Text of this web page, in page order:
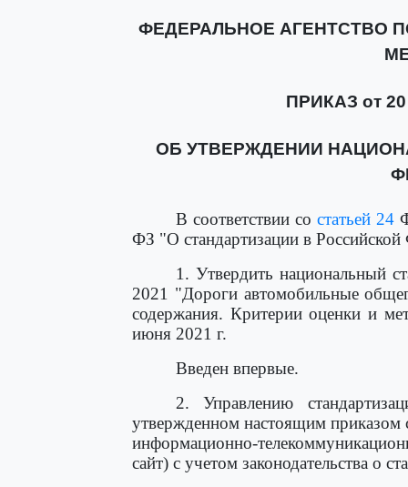
ФЕДЕРАЛЬНОЕ АГЕНТСТВО
ПРИКАЗ от 20
ОБ УТВЕРЖДЕНИИ
В соответствии со статьей 24
ФЗ "О стандартизации в
1. Утвердить национальный
2021 "Дороги автомобильные
содержания. Критерии оценки и
июня 2021 г.
Введен впервые.
2. Управлению
утвержденном настоящим приказом
информационно-
сайт) с учетом законодательства о